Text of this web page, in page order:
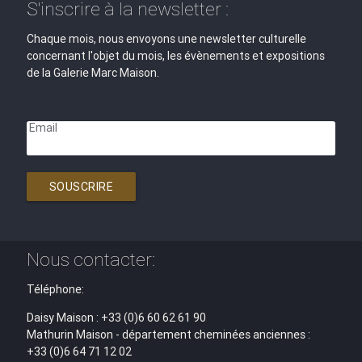
S'inscrire à la newsletter :
Chaque mois, nous envoyons une newsletter culturelle
concernant l'objet du mois, les évènements et expositions
de la Galerie Marc Maison.
Email
SOUSCRIRE
Nous contacter:
Téléphone:
Daisy Maison : +33 (0)6 60 62 61 90
Mathurin Maison - département cheminées anciennes :
+33 (0)6 64 71 12 02